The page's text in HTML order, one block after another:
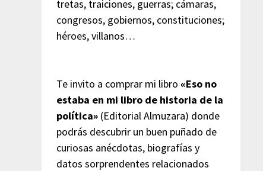
tretas, traiciones, guerras; cámaras,
congresos, gobiernos, constituciones;
héroes, villanos…
Te invito a comprar mi libro «Eso no
estaba en mi libro de historia de la
política»(Editorial Almuzara) donde
podrás descubrir un buen puñado de
curiosas anécdotas, biografías y
datos sorprendentes relacionados